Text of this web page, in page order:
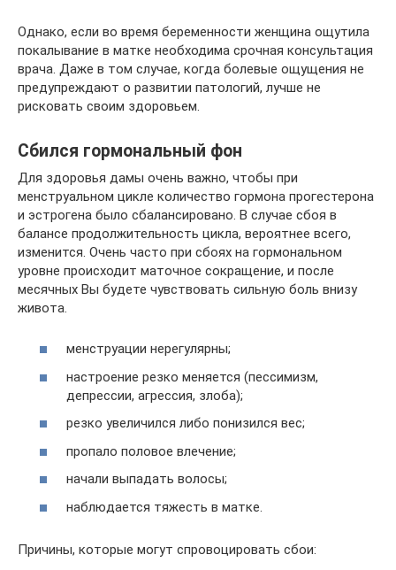
Однако, если во время беременности женщина ощутила
покалывание в матке необходима срочная консультация
врача. Даже в том случае, когда болевые ощущения не
предупреждают о развитии патологий, лучше не
рисковать своим здоровьем.
Сбился гормональный фон
Для здоровья дамы очень важно, чтобы при
менструальном цикле количество гормона прогестерона
и эстрогена было сбалансировано. В случае сбоя в
балансе продолжительность цикла, вероятнее всего,
изменится. Очень часто при сбоях на гормональном
уровне происходит маточное сокращение, и после
месячных Вы будете чувствовать сильную боль внизу
живота.
менструации нерегулярны;
настроение резко меняется (пессимизм,
депрессии, агрессия, злоба);
резко увеличился либо понизился вес;
пропало половое влечение;
начали выпадать волосы;
наблюдается тяжесть в матке.
Причины, которые могут спровоцировать сбои: